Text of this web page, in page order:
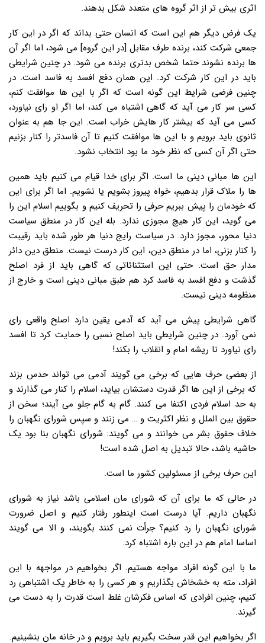
اثری بیش تر از اثر گروه های متعدد شکل بدهند.
یک فرض دیگر هم این است که انسان حتی بداند که اگر در این کار
جمعی شرکت کند، برنده طرف مقابل [در این گروه] می شود، اما اگر آن
ها برنده نشوند حتما شخص بدتری برنده می شود. در چنین شرایطی
باید در این کار شرکت کرد. این همان دفع افسد به فاسد است. در
چنین فرضی شرایط این گونه است که اگر با این ها موافقت کنم،
کسی سر کار می آید که گاهی اشتباه می کند، اما اگر او رای نیاورد،
کسی می آید که بیشتر کار هایش خراب است. این جا هم به عنوان
ثانوی باید برویم و با این ها موافقت کنیم تا آن فاسدتر را کنار بزنیم
حتی اگر آن کسی که نظر خود ما بود انتخاب نشود.
این ها مبانی دینی ما است. اگر برای خدا قیام می کنیم باید همین
ها را ملاک قرار بدهیم، خواه پیروز بشویم یا نشویم. اما اگر برای این
که خودمان را پیش ببریم حرفی را تحریف کنیم و بگوییم اسلام این را
می گوید، این کار هیچ مجوزی ندارد. بله این کار در منطق سیاست
دنیا محور، مجوز دارد. در سیاست رایج دنیا هر طور شده باید رقیبت
را کنار بزنی، اما در منطق دین، این کار درست نیست. منطق دین دائر
مدار حق است. حتی این استثنائاتی که گاهی باید از فرد اصلح
گذشت و دفع افسد به فاسد کرد هم طبق مبانی دینی است و خارج از
منظومه دینی نیست.
گاهی شرایطی پیش می آید که آدمی یقین دارد اصلح واقعی رای
نمی آورد. در چنین شرایطی باید اصلح نسبی را حمایت کرد تا افسد
رای نیاورد تا ریشه امام و انقلاب را بکند!
از بعضی حرف هایی که برخی می گویند آدمی می تواند حدس بزند
که برخی از این ها اگر قدرت دستشان بیاید، اسلام را کنار می گذارند و
به حد اسلام فردی اکتفا می کنند. گام به گام جلو می آیند؛ سخن از
حقوق بین الملل و نظر اکثریت و … می زنند و سپس شورای نگهبان را
خلاف حقوق بشر می خوانند و می گویند: شورای نگهبان بنا بود یک
حاشیه باشد، حالا تبدیل به اصل شده است!
این حرف برخی از مسئولین کشور ما است.
در حالی که ما برای آن که شورای مان اسلامی باشد نیاز به شورای
نگهبان داریم. آیا درست است اینطور رفتار کنیم و اصل ضرورت
شورای نگهبان را رد کنیم؟ جرأت نمی کنند بگویند، و الا می گویند
اساسا امام هم در این باره اشتباه کرد.
ما با این گونه افراد مواجه هستیم. اگر بخواهیم در مواجهه با این
افراد، مته به خشخاش بگذاریم و هر کسی را به خاطر یک اشتباهی رد
کنیم، چنین افرادی که اساس فکرشان غلط است قدرت را به دست می
گیرند.
اگر بخواهیم این قدر سخت بگیریم باید برویم و در خانه مان بنشینیم.